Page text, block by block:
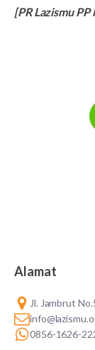
[PR Lazismu
Alamat
Jl. Jambrut
0856-1626-